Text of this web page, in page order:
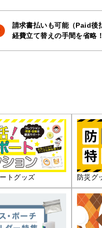
請求書払いも可能（Paid後
経費立て替えの手間を省略！
トグッズ 防災グ